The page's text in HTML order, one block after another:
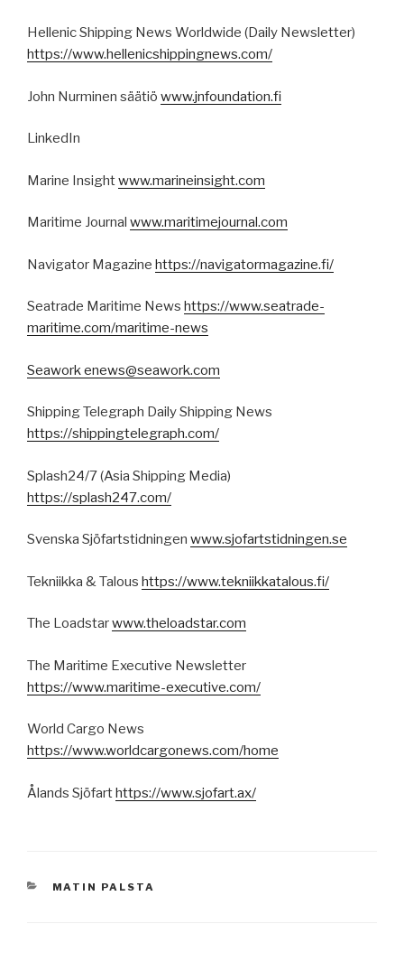
Hellenic Shipping News Worldwide (Daily Newsletter)
https://www.hellenicshippingnews.com/
John Nurminen säätiö www.jnfoundation.fi
LinkedIn
Marine Insightwww.marineinsight.com
Maritime Journal www.maritimejournal.com
Navigator Magazine https://navigatormagazine.fi/
Seatrade Maritime News https://www.seatrade-
maritime.com/maritime-news
Seaworkenews@seawork.com
Shipping Telegraph Daily Shipping News
https://shippingtelegraph.com/
Splash24/7 (Asia Shipping Media)
https://splash247.com/
Svenska Sjöfartstidningen www.sjofartstidningen.se
Tekniikka & Talous https://www.tekniikkatalous.fi/
The Loadstarwww.theloadstar.com
The Maritime Executive Newsletter
https://www.maritime-executive.com/
World Cargo News
https://www.worldcargonews.com/home
Ålands Sjöfarthttps://www.sjofart.ax/
KATEGORIAT
MATIN PALSTA